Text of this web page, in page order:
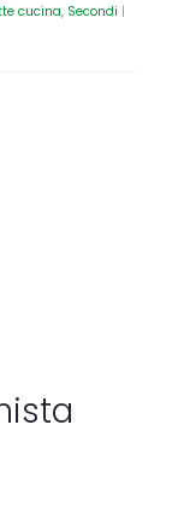
cucina, Secondi |